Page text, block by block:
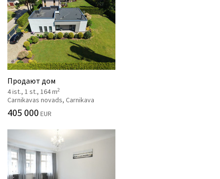
Продают дом
4 ist., 1 st., 164 m2
Carnikavas novads, Carnikava
405 000 EUR